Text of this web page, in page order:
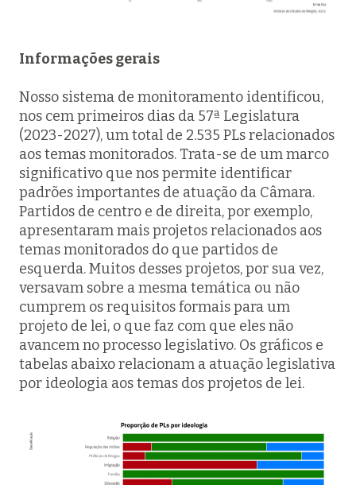
Informações gerais
Nosso sistema de monitoramento identificou,
nos cem primeiros dias da 57ª Legislatura
(2023-2027), um total de 2.535 PLs relacionados
aos temas monitorados. Trata-se de um marco
significativo que nos permite identificar
padrões importantes de atuação da Câmara.
Partidos de centro e de direita, por exemplo,
apresentaram mais projetos relacionados aos
temas monitorados do que partidos de
esquerda. Muitos desses projetos, por sua vez,
versavam sobre a mesma temática ou não
cumprem os requisitos formais para um
projeto de lei, o que faz com que eles não
avancem no processo legislativo. Os gráficos e
tabelas abaixo relacionam a atuação legislativa
por ideologia aos temas dos projetos de lei.